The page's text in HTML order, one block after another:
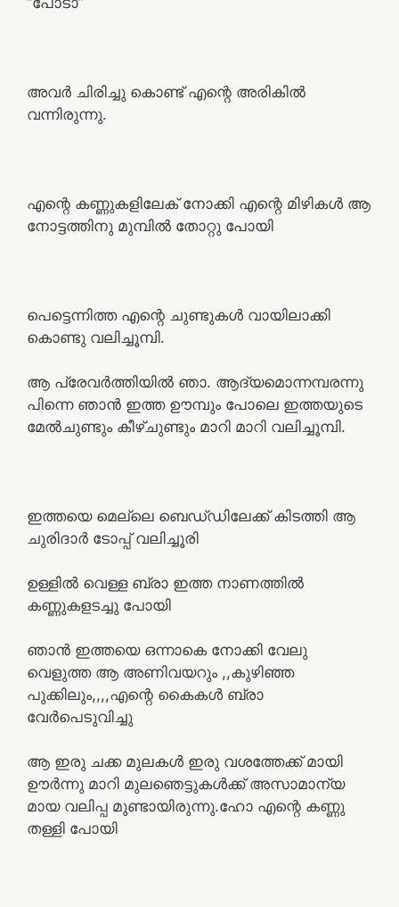
അവർ ചിരിച്ചു കൊണ്ട് എന്റെ അരികിൽ
വന്നിരുന്നു.
എന്റെ കണ്ണുകളിലേക് നോക്കി എന്റെ മിഴികൾ ആ
നോട്ടത്തിനു മുമ്പിൽ തോറ്റു പോയി
പെട്ടെന്നിത്ത എന്റെ ചുണ്ടുകൾ വായിലാക്കി
കൊണ്ടു വലിച്ചൂമ്പി.
ആ പ്രേവർത്തിയിൽ ഞാ. ആദ്യമൊന്നമ്പരന്നു
പിന്നെ ഞാൻ ഇത്ത ഊമ്പും പോലെ ഇത്തയുടെ
മേൽചുണ്ടും കീഴ്ചുണ്ടും മാറി മാറി വലിച്ചൂമ്പി.
ഇത്തയെ മെല്ലെ ബെഡ്‌ഡിലേക്ക് കിടത്തി ആ
ചുരിദാർ ടോപ്പ് വലിച്ചൂരി
ഉള്ളിൽ വെള്ള ബ്രാ ഇത്ത നാണത്തിൽ
കണ്ണുകളടച്ചു പോയി
ഞാൻ ഇത്തയെ ഒന്നാകെ നോക്കി വേലു
വെളുത്ത ആ അണിവയറും ,,കുഴിഞ്ഞ
പുക്കിലും,,,,എന്റെ കൈകൾ ബ്രാ
വേർപെടുവിച്ചു
ആ ഇരു ചക്ക മുലകൾ ഇരു വശത്തേക്ക് മായി
ഊർന്നു മാറി മുലഞെട്ടുകൾക്ക് അസാമാന്യ
മായ വലിപ്പ മുണ്ടായിരുന്നു.ഹോ എന്റെ കണ്ണു
തള്ളി പോയി